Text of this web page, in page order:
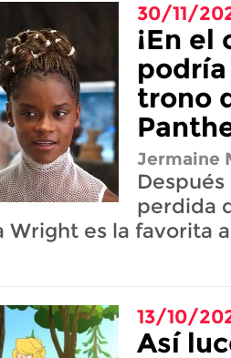
30/11/
¡En el
trono
Jermaine
perdida
Wright es la favorita
13/10/
Así